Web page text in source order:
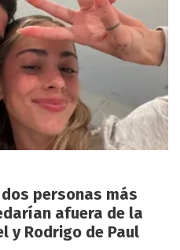
personas más
afuera de la
y Rodrigo de Paul